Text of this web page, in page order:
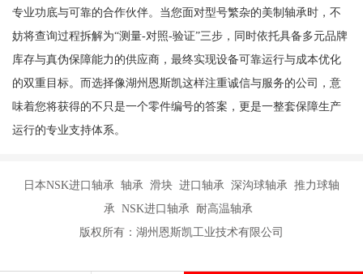
专业功底与可靠的合作伙伴。当您面对型号繁杂的美制轴承时，不
妨将查询过程拆解为“测量-对照-验证”三步，同时依托具备多元品牌
库存与真伪保障能力的供应商，最终实现设备可靠运行与成本优化
的双重目标。而选择像湖州恩斯凯这样注重诚信与服务的公司，意
味着您将获得的不只是一个零件编号的答案，更是一整套保障生产
运行的专业支持体系。
日本NSK进口轴承 轴承 滑块 进口轴承 深沟球轴承 推力球轴
承 NSK进口轴承 耐高温轴承
版权所有：湖州恩斯凯工业技术有限公司